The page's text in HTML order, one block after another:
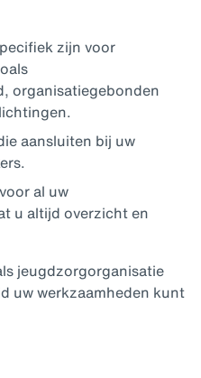
zijn voor
organisatiegebonden
aansluiten bij uw
al uw
u altijd overzicht en
jeugdzorgorganisatie
uw werkzaamheden kunt